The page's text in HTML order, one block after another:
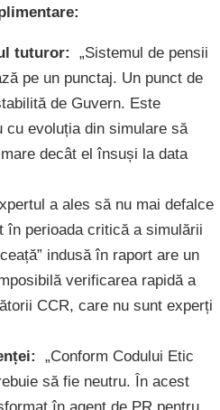
tuturor:
„Sistemul de pensii
pe un punctaj. Un punct de
de Guvern. Este
cu evoluția din simulare să
decât el însuși la data
a ales să nu mai defalce
în perioada critică a simulării
indusă în raport are un
verificarea rapidă a
CCR, care nu sunt experți
„Conform Codului Etic
să fie neutru. În acest